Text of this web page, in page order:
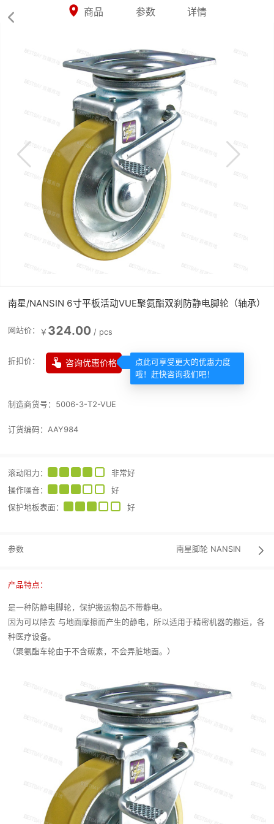

 商品 参数 详情
南星/NANSIN 6寸平板活动VUE聚氨酯双刹防静电脚轮（轴承）
网站价： ￥ 324.00 / pcs
折扣价：  咨询优惠价格
点此可享受更大的优惠力度
哦！赶快咨询我们吧！
制造商货号： 5006-3-T2-VUE
订货编码： AAY984
滚动阻力 ：
非常好
操作噪音 ：
好
保护地板表面 ： 好
参数 南星脚轮 NANSIN 
产品特点：
是一种防静电脚轮，保护搬运物品不带静电。
因为可以除去 与地面摩擦而产生的静电，所以适用于精密机器的搬运，各
种医疗设备。
（聚氨酯车轮由于不含碳素，不会弄脏地面。）